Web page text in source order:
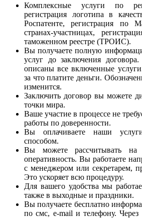
Комплексные услуги по
регистрация логотипа в
Роспатенте, регистрация по
странах-участницах,
таможенном реестре (ТРОИС).
Вы получаете полную
услуг до заключения
описаны все включенные
за что платите деньги.
изменится.
Заключить договор вы можете
точки мира.
Ваше участие в процессе не
работы по доверенности.
Вы оплачиваете наши
способом.
Вы можете рассчитывать на
оперативность. Вы работаете
с менеджером или секретарем,
Это ускоряет всю процедуру.
Для вашего удобства мы
также в выходные и праздники.
Вы получаете бесплатно
по смс, e-mail и телефону. Через